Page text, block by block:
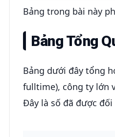
Bảng trong bài này
Bảng Tổng
Bảng dưới đây tổng
fulltime), công ty lớn
Đây là số đã được